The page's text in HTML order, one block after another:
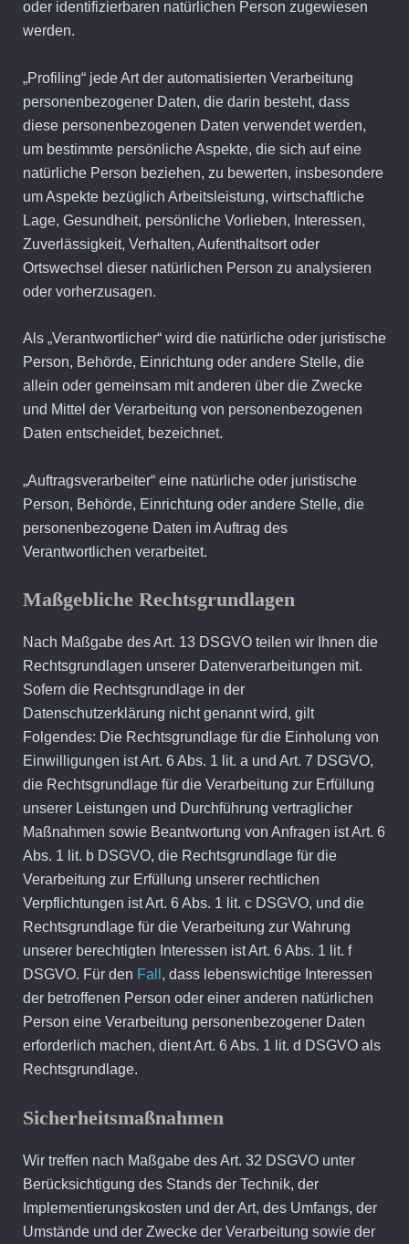
oder identifizierbaren natürlichen Person zugewiesen
werden.
„Profiling“ jede Art der automatisierten Verarbeitung
personenbezogener Daten, die darin besteht, dass
diese personenbezogenen Daten verwendet werden,
um bestimmte persönliche Aspekte, die sich auf eine
natürliche Person beziehen, zu bewerten, insbesondere
um Aspekte bezüglich Arbeitsleistung, wirtschaftliche
Lage, Gesundheit, persönliche Vorlieben, Interessen,
Zuverlässigkeit, Verhalten, Aufenthaltsort oder
Ortswechsel dieser natürlichen Person zu analysieren
oder vorherzusagen.
Als „Verantwortlicher“ wird die natürliche oder juristische
Person, Behörde, Einrichtung oder andere Stelle, die
allein oder gemeinsam mit anderen über die Zwecke
und Mittel der Verarbeitung von personenbezogenen
Daten entscheidet, bezeichnet.
„Auftragsverarbeiter“ eine natürliche oder juristische
Person, Behörde, Einrichtung oder andere Stelle, die
personenbezogene Daten im Auftrag des
Verantwortlichen verarbeitet.
Maßgebliche Rechtsgrundlagen
Nach Maßgabe des Art. 13 DSGVO teilen wir Ihnen die
Rechtsgrundlagen unserer Datenverarbeitungen mit.
Sofern die Rechtsgrundlage in der
Datenschutzerklärung nicht genannt wird, gilt
Folgendes: Die Rechtsgrundlage für die Einholung von
Einwilligungen ist Art. 6 Abs. 1 lit. a und Art. 7 DSGVO,
die Rechtsgrundlage für die Verarbeitung zur Erfüllung
unserer Leistungen und Durchführung vertraglicher
Maßnahmen sowie Beantwortung von Anfragen ist Art. 6
Abs. 1 lit. b DSGVO, die Rechtsgrundlage für die
Verarbeitung zur Erfüllung unserer rechtlichen
Verpflichtungen ist Art. 6 Abs. 1 lit. c DSGVO, und die
Rechtsgrundlage für die Verarbeitung zur Wahrung
unserer berechtigten Interessen ist Art. 6 Abs. 1 lit. f
DSGVO. Für den Fall , dass lebenswichtige Interessen
der betroffenen Person oder einer anderen natürlichen
Person eine Verarbeitung personenbezogener Daten
erforderlich machen, dient Art. 6 Abs. 1 lit. d DSGVO als
Rechtsgrundlage.
Sicherheitsmaßnahmen
Wir treffen nach Maßgabe des Art. 32 DSGVO unter
Berücksichtigung des Stands der Technik, der
Implementierungskosten und der Art, des Umfangs, der
Umstände und der Zwecke der Verarbeitung sowie der